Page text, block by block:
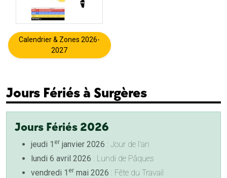
Calendrier & Zones 2026-
2027
Jours Fériés à Surgères
Jours Fériés 2026
jeudi 1 er janvier 2026 : Jour de l'an
lundi 6 avril 2026 : Lundi de Pâques
vendredi 1 er mai 2026 : Fête du Travail